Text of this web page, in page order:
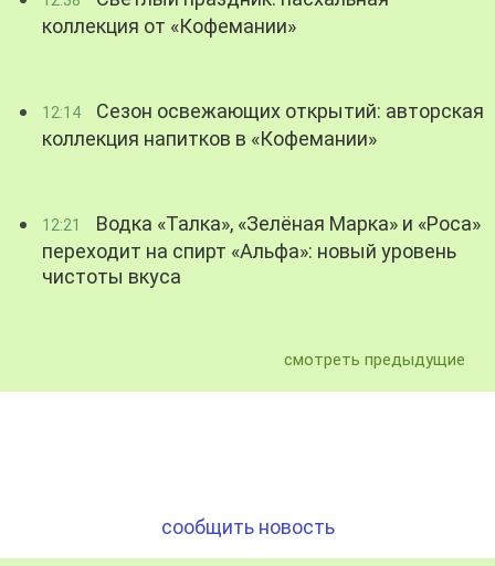
коллекция от «Кофемании»
12:14
Сезон освежающих открытий: авторская
коллекция напитков в «Кофемании»
12:21
Водка «Талка», «Зелёная Марка» и «Роса»
переходит на спирт «Альфа»: новый уровень
чистоты вкуса
смотреть предыдущие
сообщить новость